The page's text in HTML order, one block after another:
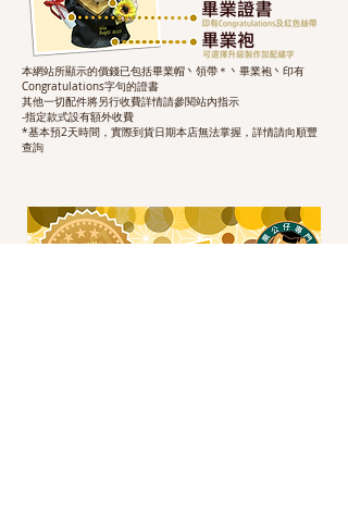
本網站所顯示的價錢已包括畢業帽丶領帶＊丶畢業袍丶印有
Congratulations字句的證書
其他一切配件將另行收費詳情請參閱站內指示
-指定款式設有額外收費
*基本預2天時間，實際到貨日期本店無法掌握，詳情請向順豐
查詢